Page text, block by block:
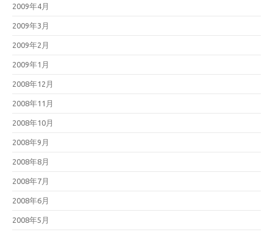
2009年4月
2009年3月
2009年2月
2009年1月
2008年12月
2008年11月
2008年10月
2008年9月
2008年8月
2008年7月
2008年6月
2008年5月